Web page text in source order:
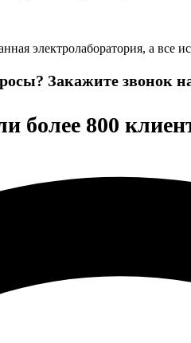
электролаборатория, а все
Закажите звонок
более 800